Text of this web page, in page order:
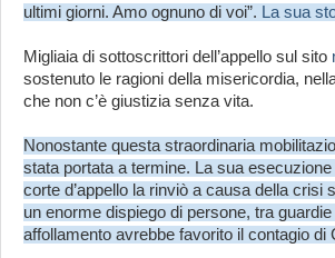
ultimi giorni. Amo ognuno di voi”. La sua
Migliaia di sottoscrittori dell’appello sul sito
sostenuto le ragioni della misericordia,
che non c’è giustizia senza vita.
Nonostante questa straordinaria
stata portata a termine. La sua
corte d’appello la rinviò a causa della
un enorme dispiego di persone, tra
affollamento avrebbe favorito il contagio di